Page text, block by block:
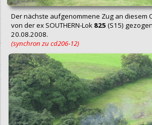
Der nächste aufgenommene Zug an diesem
von der ex SOUTHERN-Lok 825 (S15)
20.08.2008.
(synchron zu cd206‑12)